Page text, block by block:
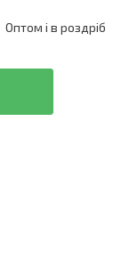
Оптом і в роздріб